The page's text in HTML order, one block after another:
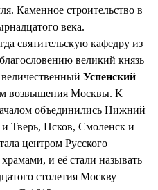
Каменное строительство в
века.
святительскую кафедру из
великий князь
Успенский
возвышения Москвы. К
объединились Нижний
Тверь, Псков, Смоленск и
центром Русского
и её стали называть
столетия Москву